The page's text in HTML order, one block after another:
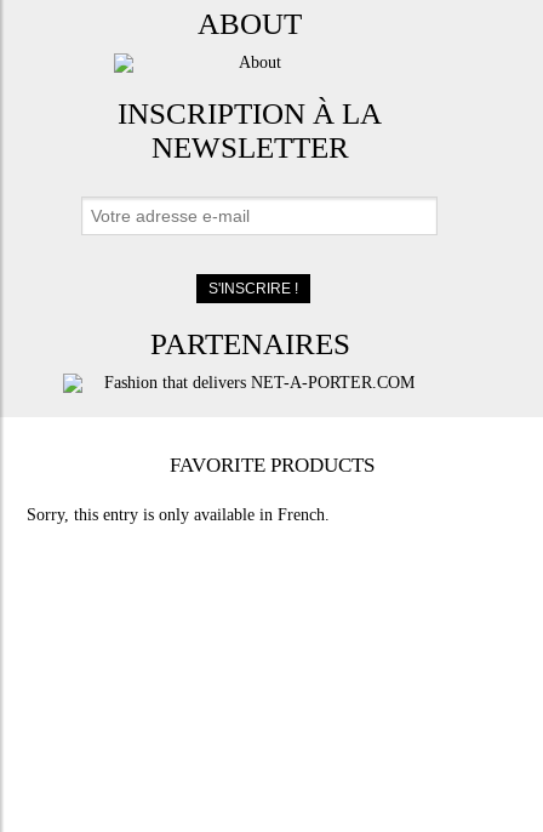
ABOUT
INSCRIPTION À LA
NEWSLETTER
PARTENAIRES
FAVORITE PRODUCTS
Sorry, this entry is only available inFrench.